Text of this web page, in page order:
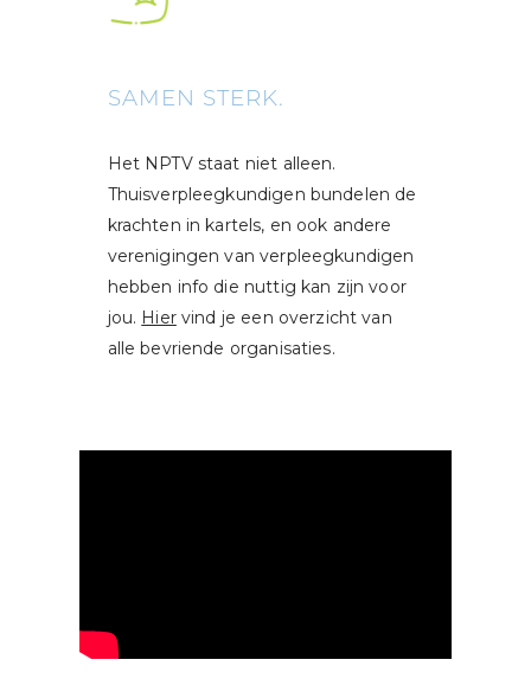
SAMEN STERK.
Het NPTV staat niet alleen.
Thuisverpleegkundigen bundelen de
krachten in kartels, en ook andere
verenigingen van verpleegkundigen
hebben info die nuttig kan zijn voor
jou. Hiervind je een overzicht van
alle bevriende organisaties.